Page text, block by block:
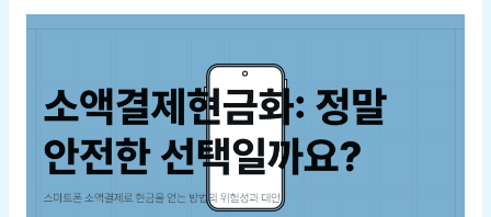
소액결제현금화
소액결제
차단
기능
완벽